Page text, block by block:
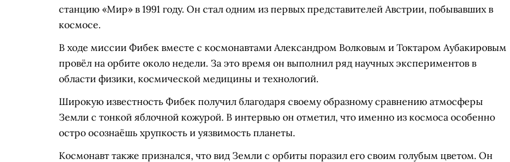
станцию «Мир» в 1991 году. Он стал одним из первых представителей Австрии, побывавших в
космосе.
В ходе миссии Фибек вместе с космонавтами Александром Волковым и Токтаром Аубакировым
провёл на орбите около недели. За это время он выполнил ряд научных экспериментов в
области физики, космической медицины и технологий.
Широкую известность Фибек получил благодаря своему образному сравнению атмосферы
Земли с тонкой яблочной кожурой. В интервью он отметил, что именно из космоса особенно
остро осознаёшь хрупкость и уязвимость планеты.
Космонавт также признался, что вид Земли с орбиты поразил его своим голубым цветом. Он